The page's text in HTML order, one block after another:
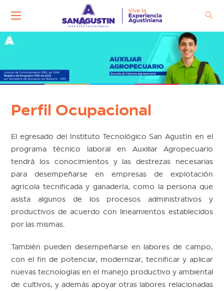
contenido
Perfil Ocupacional
El egresado del Instituto Tecnológico San Agustín en el
programa técnico laboral en Auxiliar Agropecuario
tendrá los conocimientos y las destrezas necesarias
para desempeñarse en empresas de explotación
agrícola tecnificada y ganadería, como la persona que
asista algunos de los procesos administrativos y
productivos de acuerdo con lineamientos establecidos
por las mismas.
También pueden desempeñarse en labores de campo,
con el fin de potenciar, modernizar, tecnificar y aplicar
nuevas tecnologías en el manejo productivo y ambiental
de cultivos, y además apoyar otras labores relacionadas